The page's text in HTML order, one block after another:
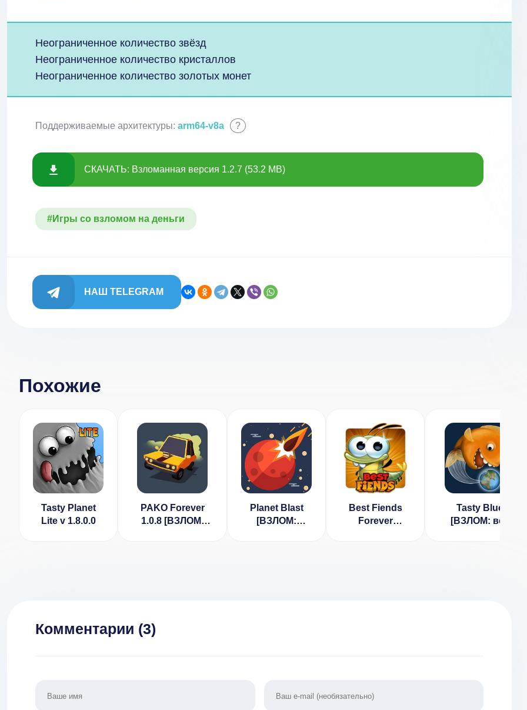
Неограниченное количество звёзд
Неограниченное количество кристаллов
Неограниченное количество золотых монет
Поддерживаемые архитектуры: arm64-v8a ?
СКАЧАТЬ: Взломанная версия 1.2.7 (53.2 MB)
#Игры со взломом на деньги
НАШ TELEGRAM
Похожие
Tasty Planet
Lite v 1.8.0.0
PAKO Forever
1.0.8 [ВЗЛОМ:
Planet Blast
[ВЗЛОМ:
Best Fiends
Forever
Tasty Blue
[ВЗЛОМ: все
Комментарии (3)